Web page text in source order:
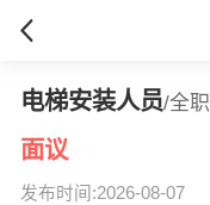
电梯安装人员/全职
面议
发布时间:2026-08-07